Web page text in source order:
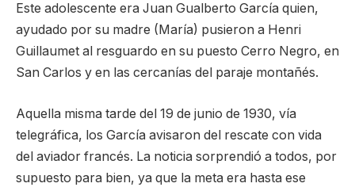
Este adolescente era Juan Gualberto García quien,
ayudado por su madre (María) pusieron a Henri
Guillaumet al resguardo en su puesto Cerro Negro, en
San Carlos y en las cercanías del paraje montañés.
Aquella misma tarde del 19 de junio de 1930, vía
telegráfica, los García avisaron del rescate con vida
del aviador francés. La noticia sorprendió a todos, por
supuesto para bien, ya que la meta era hasta ese